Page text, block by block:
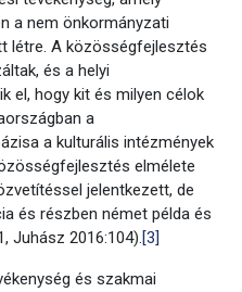
a nem önkormányzati
létre. A közösségfejlesztés
és a helyi
el, hogy kit és milyen célok
a
a kulturális intézmények
elmélete
jelentkezett, de
és részben német példa és
Juhász 2016:104).[3]
és szakmai